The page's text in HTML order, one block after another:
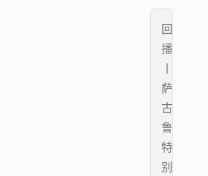
回
播
萨
古
鲁
特
别